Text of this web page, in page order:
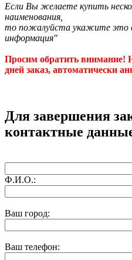
Если Вы желаете купить
наименования,
то пожалуйста укажите это
информация"
Просим обратить внимание!
дней заказ, автоматически
Для завершения
контактные
Ф.И.О.:
Ваш город:
Ваш телефон: